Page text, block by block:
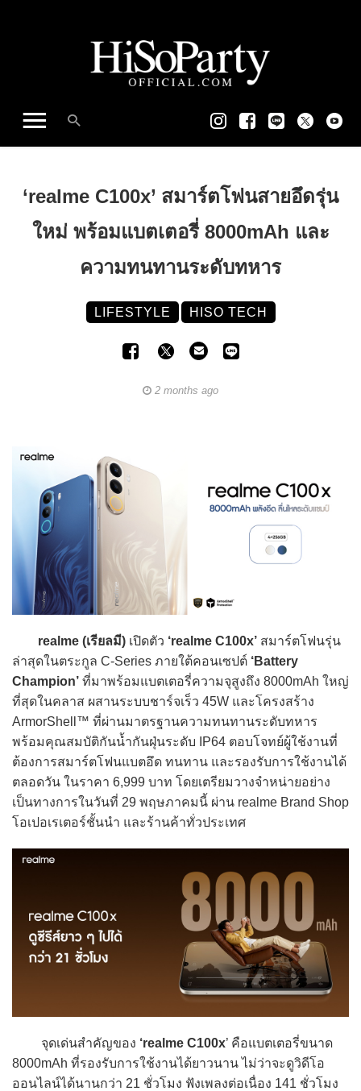
‘realme C100x’ สมาร์ตโฟนสายอึดรุ่น
ใหม่ พร้อมแบตเตอรี่ 8000mAh และ
ความทนทานระดับทหาร
LIFESTYLE HISO TECH
2 months ago
realme (เรียลมี) เปิดตัว ‘realme C100x’ สมาร์ตโฟนรุ่น
ล่าสุดในตระกูล C-Series ภายใต้คอนเซปต์ ‘Battery
Champion’ ที่มาพร้อมแบตเตอรี่ความจุสูงถึง 8000mAh ใหญ่
ที่สุดในคลาส ผสานระบบชาร์จเร็ว 45W และโครงสร้าง
ArmorShell™ ที่ผ่านมาตรฐานความทนทานระดับทหาร
พร้อมคุณสมบัติกันน้ำกันฝุ่นระดับ IP64 ตอบโจทย์ผู้ใช้งานที่
ต้องการสมาร์ตโฟนแบตอึด ทนทาน และรองรับการใช้งานได้
ตลอดวัน ในราคา 6,999 บาท โดยเตรียมวางจำหน่ายอย่าง
เป็นทางการในวันที่ 29 พฤษภาคมนี้ ผ่าน realme Brand Shop
โอเปอเรเตอร์ชั้นนำ และร้านค้าทั่วประเทศ
จุดเด่นสำคัญของ ‘realme C100x’ คือแบตเตอรี่ขนาด
8000mAh ที่รองรับการใช้งานได้ยาวนาน ไม่ว่าจะดูวิดีโอ
ออนไลน์ได้นานกว่า 21 ชั่วโมง ฟังเพลงต่อเนื่อง 141 ชั่วโมง